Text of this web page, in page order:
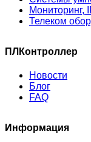
Мониторинг,
Телеком
ПЛКонтроллер
Новости
Блог
FAQ
Информация